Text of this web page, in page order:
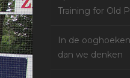
Training for Old
In de
dan we denken